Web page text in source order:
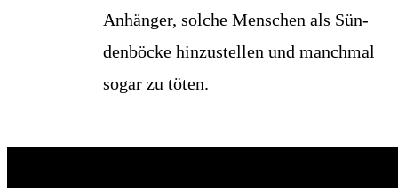
Anhän­ger, sol­che Men­schen als Sün­
den­bö­cke hin­zu­stel­len und manch­mal
sogar zu töten.